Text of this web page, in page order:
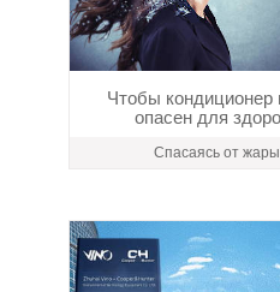
Чтобы кондиционер
опасен для
Спасаясь от